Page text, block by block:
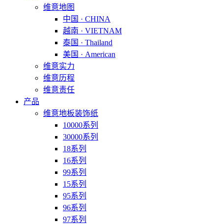
维意地图
中国 · CHINA
越南 · VIETNAM
泰国 · Thailand
美国 · American
维意实力
维意历程
维意责任
产品
维意地板装饰纸
10000系列
30000系列
18系列
16系列
99系列
15系列
95系列
96系列
97系列